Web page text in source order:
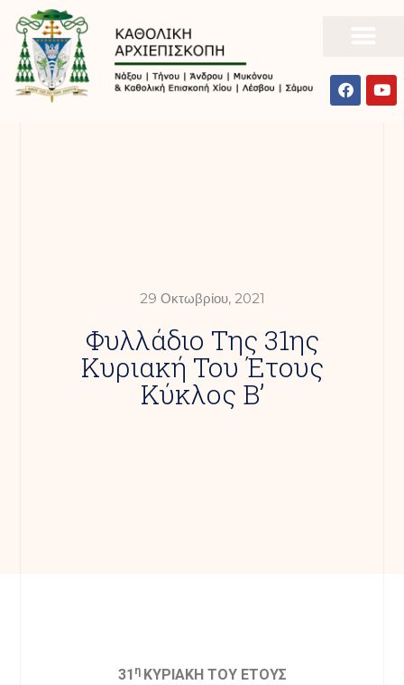
29 Οκτωβρίου, 2021
Φυλλάδιο Της 31ης
Κυριακή Του Έτους
Κύκλος Β’
31 η ΚΥΡΙΑΚΗ ΤΟΥ ΕΤΟΥΣ